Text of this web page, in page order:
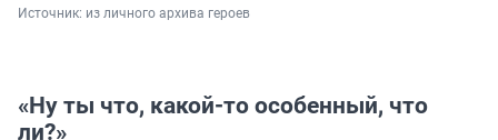
Источник: из личного архива героев
«Ну ты что, какой-то особенный, что
ли?»